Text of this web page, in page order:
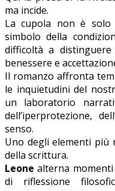
ma incide.
La cupola non è
simbolo della
difficoltà a
benessere e
Il romanzo affronta
le inquietudini del
un laboratorio
dell’iperprotezione,
senso.
Uno degli elementi più
della scrittura.
Leone alterna
di riflessione